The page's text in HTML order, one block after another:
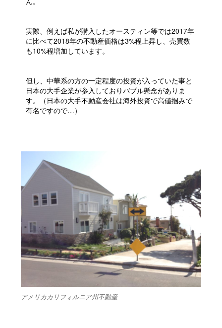
実際、例えば私が購入したオースティン等では2017年
に比べて2018年の不動産価格は3%程上昇し、売買数
も10%程増加しています。
但し、中華系の方の一定程度の投資が入っていた事と
日本の大手企業が参入しておりバブル懸念がありま
す。（日本の大手不動産会社は海外投資で高値掴みで
有名ですので…）
アメリカカリフォルニア州不動産